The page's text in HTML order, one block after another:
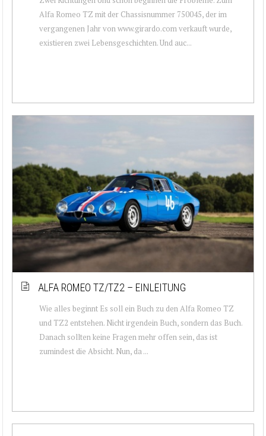
Alfa Romeo TZ mit der Chassisnummer 750045, der im
vergangenen Jahr von www.girardo.com verkauft wurde,
existieren zwei Lebensgeschichten. Und auc...
ALFA ROMEO TZ/TZ2 – EINLEITUNG
Wie alles beginnt Es soll ein Buch zu den Alfa Romeo TZ
und TZ2 entstehen. Nicht irgendein Buch, sondern das Buch.
Danach sollten keine Fragen mehr offen sein, das ist
zumindest die Absicht. Nun, da ...